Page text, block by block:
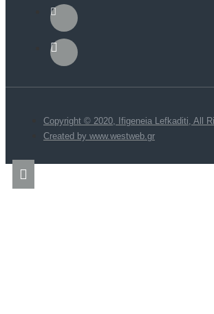
Copyright © 2020, Ifigeneia Lefkaditi, All
Created by www.westweb.gr